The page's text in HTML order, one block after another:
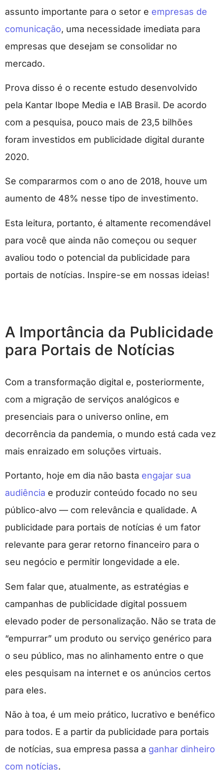
assunto importante para o setor e empresas de
comunicação, uma necessidade imediata para
empresas que desejam se consolidar no
mercado.
Prova disso é o recente estudo desenvolvido
pela Kantar Ibope Media e IAB Brasil. De acordo
com a pesquisa, pouco mais de 23,5 bilhões
foram investidos em publicidade digital durante
2020.
Se compararmos com o ano de 2018, houve um
aumento de 48% nesse tipo de investimento.
Esta leitura, portanto, é altamente recomendável
para você que ainda não começou ou sequer
avaliou todo o potencial da publicidade para
portais de notícias. Inspire-se em nossas ideias!
A Importância da Publicidade
para Portais de Notícias
Com a transformação digital e, posteriormente,
com a migração de serviços analógicos e
presenciais para o universo online, em
decorrência da pandemia, o mundo está cada vez
mais enraizado em soluções virtuais.
Portanto, hoje em dia não basta engajar sua
audiência e produzir conteúdo focado no seu
público-alvo — com relevância e qualidade. A
publicidade para portais de notícias é um fator
relevante para gerar retorno financeiro para o
seu negócio e permitir longevidade a ele.
Sem falar que, atualmente, as estratégias e
campanhas de publicidade digital possuem
elevado poder de personalização. Não se trata de
“empurrar” um produto ou serviço genérico para
o seu público, mas no alinhamento entre o que
eles pesquisam na internet e os anúncios certos
para eles.
Não à toa, é um meio prático, lucrativo e benéfico
para todos. E a partir da publicidade para portais
de notícias, sua empresa passa a ganhar dinheiro
com notícias.